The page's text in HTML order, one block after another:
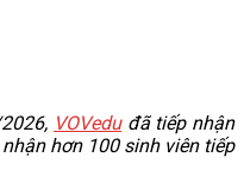
VOVeduđã tiếp nhận
hơn 100 sinh viên tiếp